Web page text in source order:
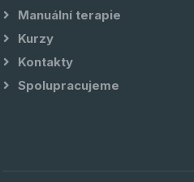
Manuální terapie
Kurzy
Kontakty
Spolupracujeme